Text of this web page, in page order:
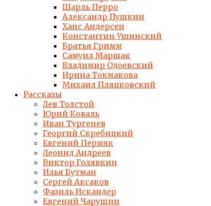
Шарль Перро
Александр Пушкин
Ханс Андерсен
Константин Ушинский
Братья Гримм
Самуил Маршак
Владимир Одоевский
Ирина Токмакова
Михаил Пляцковский
Рассказы
Лев Толстой
Юрий Коваль
Иван Тургенев
Георгий Скребицкий
Евгений Пермяк
Леонид Андреев
Виктор Голявкин
Илья Бутман
Сергей Аксаков
Фазиль Искандер
Евгений Чарушин